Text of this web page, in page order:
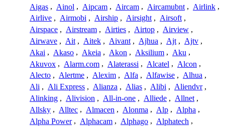
Aigas , Ainol , Aipcam , Aircam , Aircamubnt , Airlink ,
Airlive , Airmobi , Airship , Airsight , Airsoft ,
Airspace , Airstream , Airties , Airtop , Airview ,
Airwave , Ait , Aitek , Aivant , Ajhua , Ajt , Ajtv ,
Akai , Akaso , Akeia , Akon , Aksilium , Aku ,
Akuvox , Alarm.com , Alaterassi , Alcatel , Alcon ,
Alecto , Alertme , Alexim , Alfa , Alfawise , Alhua ,
Ali , Ali Express , Alianza , Alias , Alibi , Aliendvr ,
Alinking , Alivision , All-in-one , Alliede , Allnet ,
Allsky , Alltec , Almacen , Alonma , Alp , Alpha ,
Alpha Power , Alphacam , Alphago , Alphatech ,